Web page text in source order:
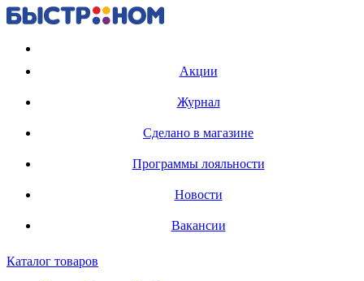
Акции
Журнал
Сделано в магазине
Программы лояльности
Новости
Вакансии
Каталог товаров